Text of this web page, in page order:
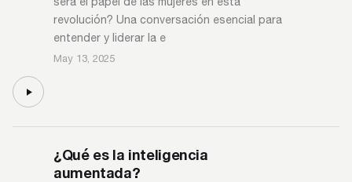
revolución? Una conversación esencial para
entender y liderar la e
May 13, 2025
¿Qué es la inteligencia
aumentada?